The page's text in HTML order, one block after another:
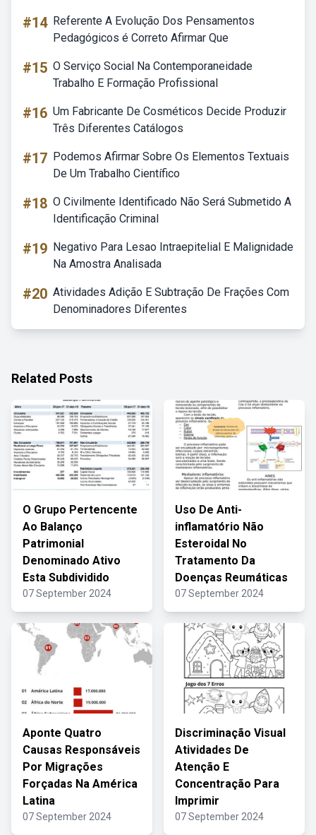
#14 Referente A Evolução Dos Pensamentos
Pedagógicos é Correto Afirmar Que
#15 O Serviço Social Na Contemporaneidade
Trabalho E Formação Profissional
#16 Um Fabricante De Cosméticos Decide Produzir
Três Diferentes Catálogos
#17 Podemos Afirmar Sobre Os Elementos Textuais
De Um Trabalho Científico
#18 O Civilmente Identificado Não Será Submetido A
Identificação Criminal
#19 Negativo Para Lesao Intraepitelial E Malignidade
Na Amostra Analisada
#20 Atividades Adição E Subtração De Frações Com
Denominadores Diferentes
Related Posts
O Grupo Pertencente
Ao Balanço
Patrimonial
Denominado Ativo
Esta Subdividido
07 September 2024
Uso De Anti-
inflamatório Não
Esteroidal No
Tratamento Da
Doenças Reumáticas
07 September 2024
Aponte Quatro
Causas Responsáveis
Por Migrações
Forçadas Na América
Latina
07 September 2024
Discriminação Visual
Atividades De
Atenção E
Concentração Para
Imprimir
07 September 2024